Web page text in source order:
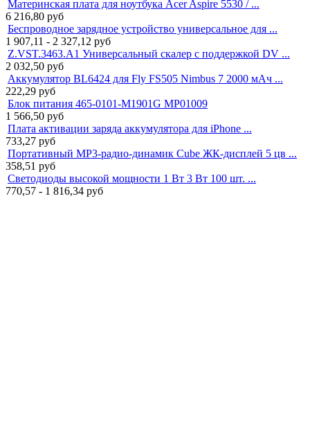
Материнская плата для ноутбука Acer Aspire 5530 / ...
6 216,80 руб
Беспроводное зарядное устройство универсальное для ...
1 907,11 - 2 327,12 руб
Z.VST.3463.A1 Универсальный скалер с поддержкой DV ...
2 032,50 руб
Аккумулятор BL6424 для Fly FS505 Nimbus 7 2000 мАч ...
222,29 руб
Блок питания 465-0101-M1901G MP01009
1 566,50 руб
Плата активации заряда аккумулятора для iPhone ...
733,27 руб
Портативный MP3-радио-динамик Cube ЖК-дисплей 5 цв ...
358,51 руб
Светодиоды высокой мощности 1 Вт 3 Вт 100 шт. ...
770,57 - 1 816,34 руб